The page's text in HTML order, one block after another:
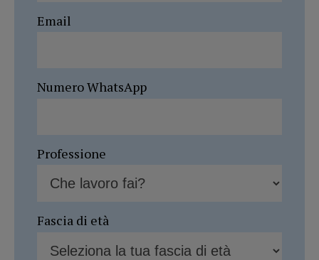
Email
Numero WhatsApp
Professione
Fascia di età